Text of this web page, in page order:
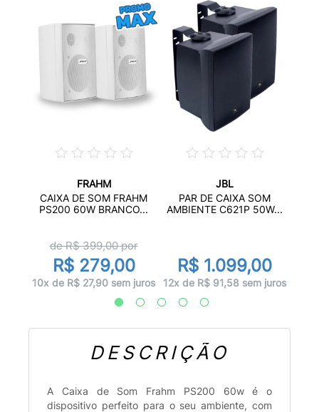
FRAHM
CAIXA DE SOM FRAHM
PS200 60W BRANCO...
de R$399,00por
R$ 279,00
10x de R$ 27,90 sem juros
JBL
PAR DE CAIXA SOM
AMBIENTE C621P 50W...
R$ 1.099,00
12x de R$ 91,58 sem juros
DESCRIÇÃO
A Caixa de Som Frahm PS200 60w é o
dispositivo perfeito para o seu ambiente, com